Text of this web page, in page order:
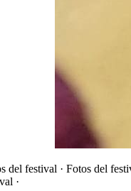
del festival · Fotos del
·